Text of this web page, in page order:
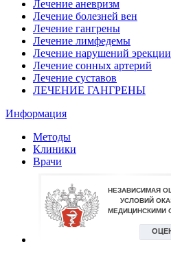
Лечение аневризм
Лечение болезней вен
Лечение гангрены
Лечение лимфедемы
Лечение нарушений эрекции
Лечение сонных артерий
Лечение суставов
ЛЕЧЕНИЕ ГАНГРЕНЫ
Информация
Методы
Клиники
Врачи